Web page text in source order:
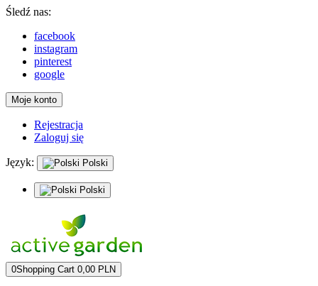
Śledź nas:
facebook
instagram
pinterest
google
Moje konto
Rejestracja
Zaloguj się
Język: Polski
Polski
0Shopping Cart 0,00 PLN